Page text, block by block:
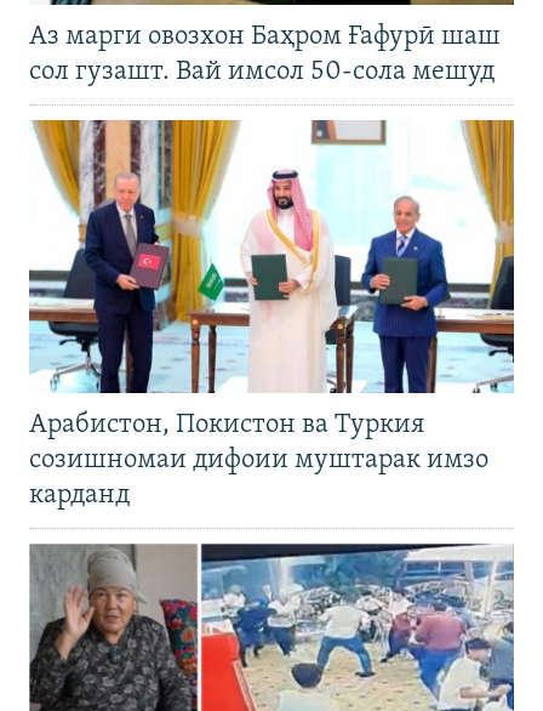
Аз марги овозхон Баҳром Ғафурӣ шаш
сол гузашт. Вай имсол 50-сола мешуд
Арабистон, Покистон ва Туркия
созишномаи дифоии муштарак имзо
карданд